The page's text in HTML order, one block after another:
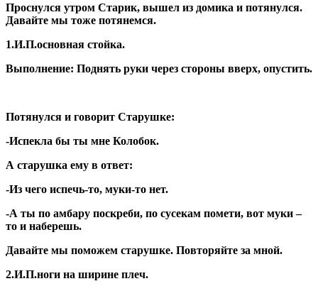
Проснулся утром Старик, вышел из домика и потянулся.
Давайте мы тоже потянемся.
1.И.П.основная стойка.
Выполнение: Поднять руки через стороны вверх, опустить.
Потянулся и говорит Старушке:
-Испекла бы ты мне Колобок.
А старушка ему в ответ:
-Из чего испечь-то, муки-то нет.
-А ты по амбару поскреби, по сусекам помети, вот муки –
то и наберешь.
Давайте мы поможем старушке. Повторяйте за мной.
2.И.П.ноги на ширине плеч.